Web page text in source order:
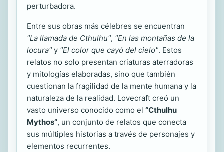
perturbadora.
Entre sus obras más célebres se encuentran
"La llamada de Cthulhu", "En las montañas de la
locura" y "El color que cayó del cielo". Estos
relatos no solo presentan criaturas aterradoras
y mitologías elaboradas, sino que también
cuestionan la fragilidad de la mente humana y la
naturaleza de la realidad. Lovecraft creó un
vasto universo conocido como el “Cthulhu
Mythos”, un conjunto de relatos que conecta
sus múltiples historias a través de personajes y
elementos recurrentes.